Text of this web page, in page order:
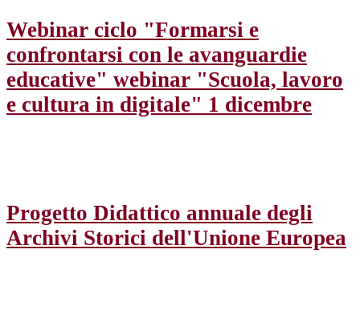
Webinar ciclo "Formarsi e
confrontarsi con le avanguardie
educative" webinar "Scuola, lavoro
e cultura in digitale" 1 dicembre
Progetto Didattico annuale degli
Archivi Storici dell'Unione Europea